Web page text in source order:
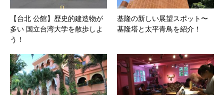
【台北 公館】歴史的建造物が
多い 国立台湾大学を散歩しよ
う！
基隆の新しい展望スポット〜
基隆塔と太平青鳥を紹介！